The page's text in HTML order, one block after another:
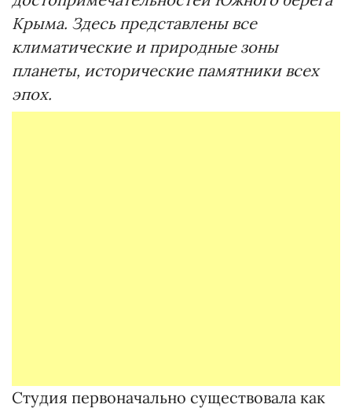
Крыма. Здесь представлены все
климатические и природные зоны
планеты, исторические памятники всех
эпох.
Студия первоначально существовала как